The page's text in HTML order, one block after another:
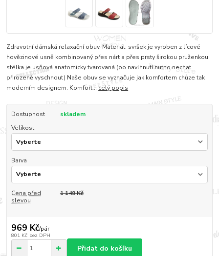
Zdravotní dámská relaxační obuv. Materiál: svršek je vyroben z lícové
hovězinové usně kombinovaný přes nárt a přes prsty širokou pruženkou
stélka je usňová anatomicky tvarovaná (po navlhnutí nutno nechat
přirozeně vyschnout) Naše obuv se vyznačuje jak komfortem chůze tak
moderním designem. Komfort...celý popis
Dostupnost
skladem
Velikost
Barva
Cena před
slevou
1 149 Kč
969 Kč/pár
801 Kč bez DPH
Přidat do košíku